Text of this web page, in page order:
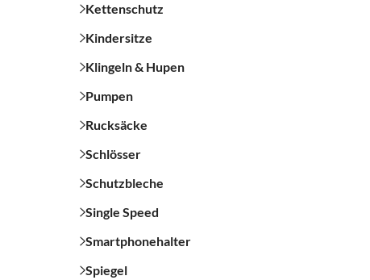
Kettenschutz
Kindersitze
Klingeln & Hupen
Pumpen
Rucksäcke
Schlösser
Schutzbleche
Single Speed
Smartphonehalter
Spiegel